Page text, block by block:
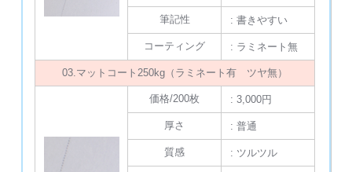
筆記性 : 書きやすい
コーティング : ラミネート無
03.マットコート250kg（ラミネート有 ツヤ無）
価格/200枚 : 3,000円
厚さ : 普通
質感 : ツルツル